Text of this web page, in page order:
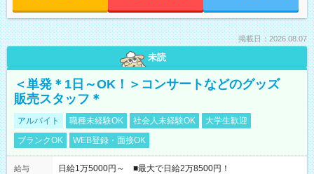
掲載日：2026.08.07
未読
＜単発＊1日～OK！＞コンサートなどのグッズ
販売スタッフ＊
アルバイト 職種未経験OK 社会人未経験OK
大学生歓迎
ブランクOK
WEB登録・面接OK
給与 日給1万5000円～ ■最大で日給2万8500円！